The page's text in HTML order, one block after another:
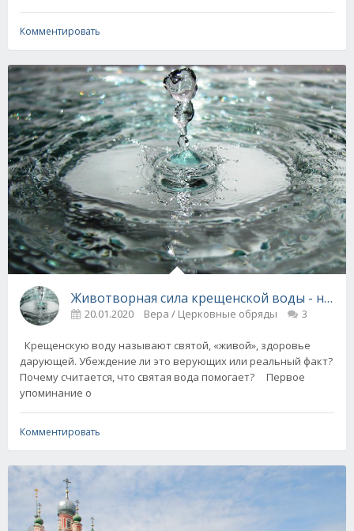
Комментировать
Животворная сила крещенской воды -
20.01.2020 Вера / Церковные обряды 3
дарующей. Убеждение ли это верующих или реальный факт?
Почему считается, что святая вода помогает? Первое
упоминание о
Комментировать